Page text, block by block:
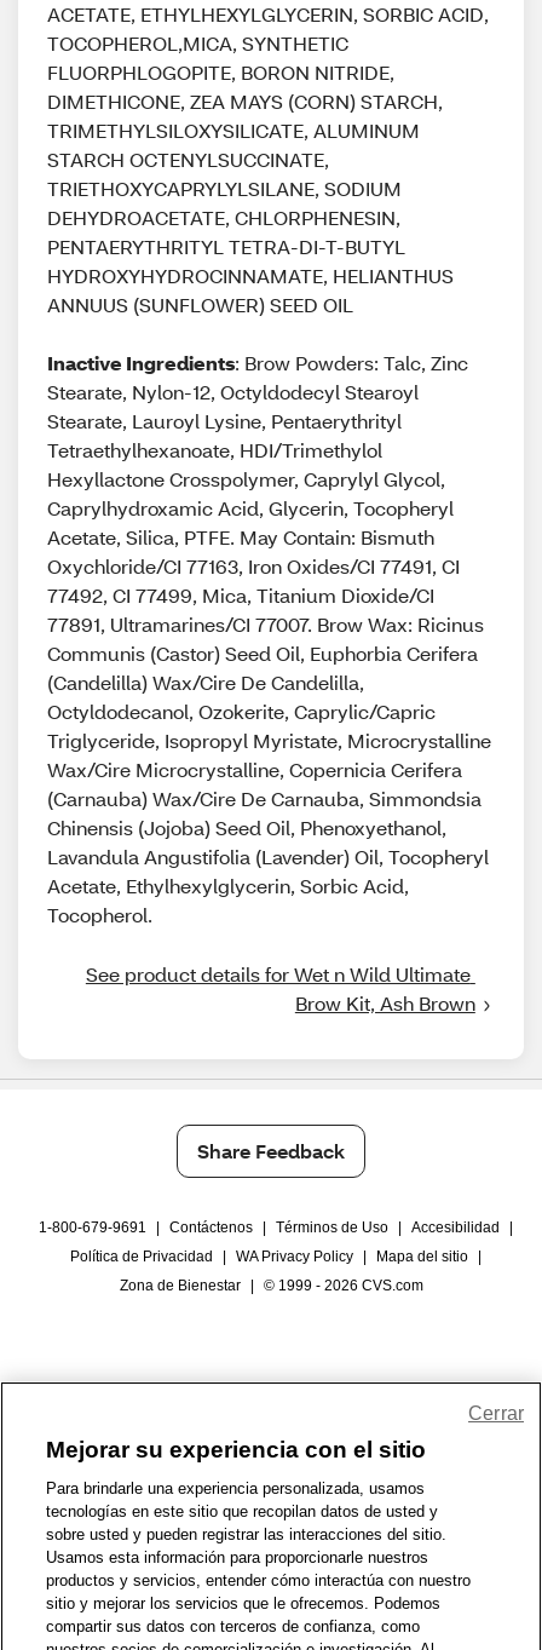
ACETATE, ETHYLHEXYLGLYCERIN, SORBIC ACID,
TOCOPHEROL,MICA, SYNTHETIC
FLUORPHLOGOPITE, BORON NITRIDE,
DIMETHICONE, ZEA MAYS (CORN) STARCH,
TRIMETHYLSILOXYSILICATE, ALUMINUM
STARCH OCTENYLSUCCINATE,
TRIETHOXYCAPRYLYLSILANE, SODIUM
DEHYDROACETATE, CHLORPHENESIN,
PENTAERYTHRITYL TETRA-DI-T-BUTYL
HYDROXYHYDROCINNAMATE, HELIANTHUS
ANNUUS (SUNFLOWER) SEED OIL
Inactive Ingredients: Brow Powders: Talc, Zinc
Stearate, Nylon-12, Octyldodecyl Stearoyl
Stearate, Lauroyl Lysine, Pentaerythrityl
Tetraethylhexanoate, HDI/Trimethylol
Hexyllactone Crosspolymer, Caprylyl Glycol,
Caprylhydroxamic Acid, Glycerin, Tocopheryl
Acetate, Silica, PTFE. May Contain: Bismuth
Oxychloride/CI 77163, Iron Oxides/CI 77491, CI
77492, CI 77499, Mica, Titanium Dioxide/CI
77891, Ultramarines/CI 77007. Brow Wax: Ricinus
Communis (Castor) Seed Oil, Euphorbia Cerifera
(Candelilla) Wax/Cire De Candelilla,
Octyldodecanol, Ozokerite, Caprylic/Capric
Triglyceride, Isopropyl Myristate, Microcrystalline
Wax/Cire Microcrystalline, Copernicia Cerifera
(Carnauba) Wax/Cire De Carnauba, Simmondsia
Chinensis (Jojoba) Seed Oil, Phenoxyethanol,
Lavandula Angustifolia (Lavender) Oil, Tocopheryl
Acetate, Ethylhexylglycerin, Sorbic Acid,
Tocopherol.
See product details for Wet n Wild Ultimate
Brow Kit, Ash Brown
Share Feedback
1-800-679-9691 Contáctenos Términos de Uso Accesibilidad
Política de Privacidad
WA Privacy Policy Mapa del sitio
Zona de Bienestar
© 1999 - 2026 CVS.com
Mejorar su experiencia con el sitio
Para brindarle una experiencia personalizada, usamos
tecnologías en este sitio que recopilan datos de usted y
sobre usted y pueden registrar las interacciones del sitio.
Usamos esta información para proporcionarle nuestros
productos y servicios, entender cómo interactúa con nuestro
sitio y mejorar los servicios que le ofrecemos. Podemos
compartir sus datos con terceros de confianza, como
Cerrar